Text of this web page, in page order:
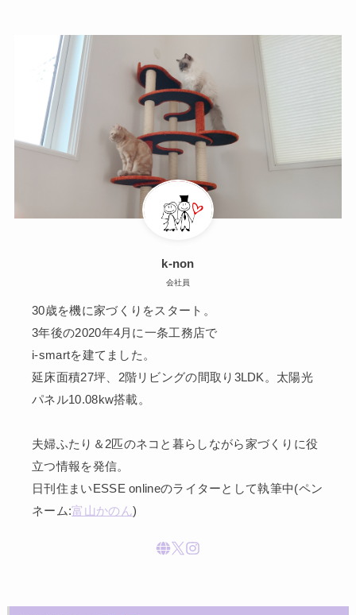
k-non
会社員
30歳を機に家づくりをスタート。
3年後の2020年4月に一条工務店で
i-smartを建てました。
延床面積27坪、2階リビングの間取り3LDK。太陽光
パネル10.08kw搭載。
夫婦ふたり＆2匹のネコと暮らしながら家づくりに役
立つ情報を発信。
日刊住まいESSE onlineのライターとして執筆中(ペン
ネーム:富山かのん)